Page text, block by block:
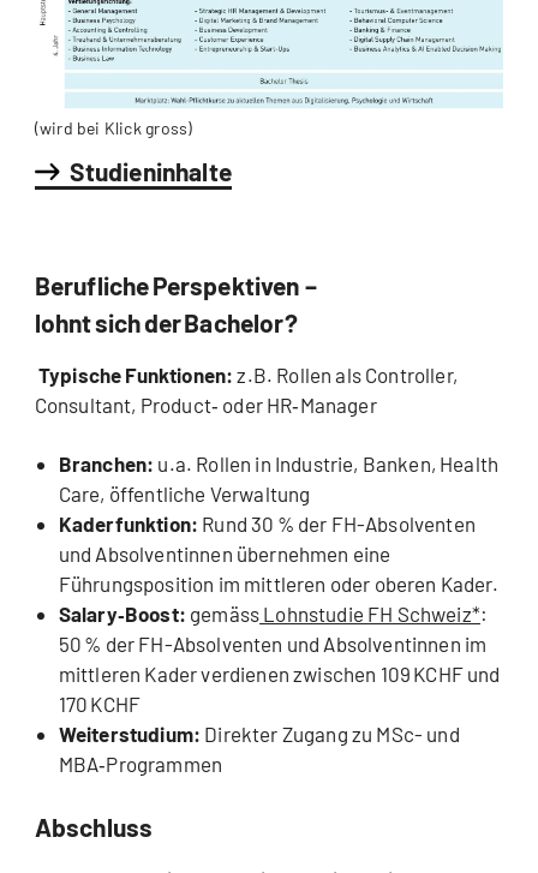
(wird bei Klick gross)
Studieninhalte
Berufliche Perspektiven –
lohnt sich der Bachelor?
Typische Funktionen: z.B. Rollen als Controller,
Consultant, Product‑ oder HR‑Manager
Branchen: u.a. Rollen in Industrie, Banken, Health
Care, öffentliche Verwaltung
Kaderfunktion: Rund 30 % der FH-Absolventen
und Absolventinnen übernehmen eine
Führungsposition im mittleren oder oberen Kader.
Salary‑Boost: gemäss Lohnstudie FH Schweiz*:
50 % der FH-Absolventen und Absolventinnen im
mittleren Kader verdienen zwischen 109 KCHF und
170 KCHF
Weiterstudium: Direkter Zugang zu MSc- und
MBA‑Programmen
Abschluss